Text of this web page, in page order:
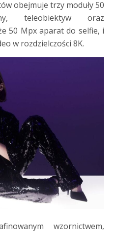
obejmuje trzy moduły 50
teleobiektyw oraz
50 Mpx aparat do selfie, i
w rozdzielczości 8K.
wzornictwem,